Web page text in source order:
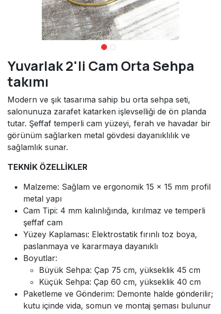
Yuvarlak 2'li Cam Orta Sehpa
takımı
Modern ve şık tasarıma sahip bu orta sehpa seti,
salonunuza zarafet katarken işlevselliği de ön planda
tutar. Şeffaf temperli cam yüzeyi, ferah ve havadar bir
görünüm sağlarken metal gövdesi dayanıklılık ve
sağlamlık sunar.
TEKNİK ÖZELLİKLER
Malzeme: Sağlam ve ergonomik 15 × 15 mm profil
metal yapı
Cam Tipi: 4 mm kalınlığında, kırılmaz ve temperli
şeffaf cam
Yüzey Kaplaması: Elektrostatik fırınlı toz boya,
paslanmaya ve kararmaya dayanıklı
Boyutlar:
Büyük Sehpa: Çap 75 cm, yükseklik 45 cm
Küçük Sehpa: Çap 60 cm, yükseklik 40 cm
Paketleme ve Gönderim: Demonte halde gönderilir;
kutu içinde vida, somun ve montaj şeması bulunur